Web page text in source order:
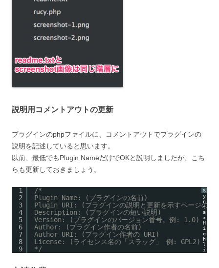
説明用コメントアウトの更新
プラグインのphpファイルに、コメントアウトでプラグインの
説明を記述していると思います。
以前、最低でもPlugin NameだけでOKと説明しましたが、こち
らも更新しておきましょう。
S
y
n
t
a
x
H
i
g
h
l
i
1
2
3
4
5
6
7
8
9
/*
Plugin Name: (プラグインの名前)
Plugin URI: (プラグインの説明と更新を示すページの
Description: (プラグインの短い説明)
Version: (プラグインのバージョン番号。例: 1.0)
Author: (プラグイン作者の名前)
Author URI: (プラグイン作者の URI)
License: (ライセンス名の「スラッグ」 例: GPL2)
*/